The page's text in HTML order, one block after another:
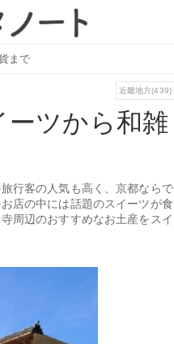
まで
近畿地方(439)
ーツから和雑
行客の人気も高く、京都ならで
店の中には話題のスイーツが食
周辺のおすすめなお土産をスイ